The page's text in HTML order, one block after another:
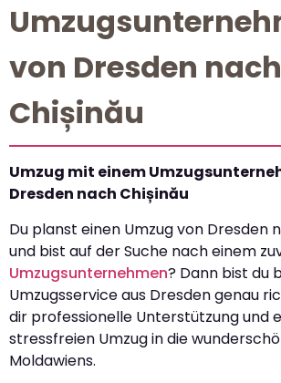
von Dresden nach
Chișinău
Umzug mit einem
Dresden nach Chișinău
Du planst einen Umzug von Dresden
und bist auf der Suche nach einem
Umzugsunternehmen? Dann bist du
Umzugsservice aus Dresden genau
dir professionelle Unterstützung und
stressfreien Umzug in die
Moldawiens.